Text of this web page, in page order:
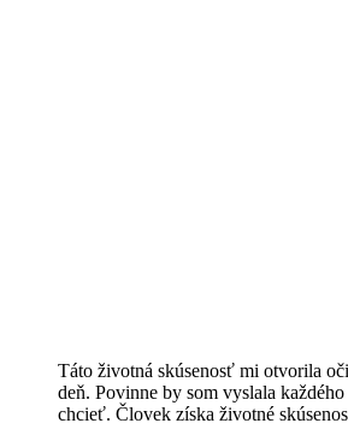
Táto životná skúsenosť mi otvorila
deň. Povinne by som vyslala
chcieť. Človek získa životné